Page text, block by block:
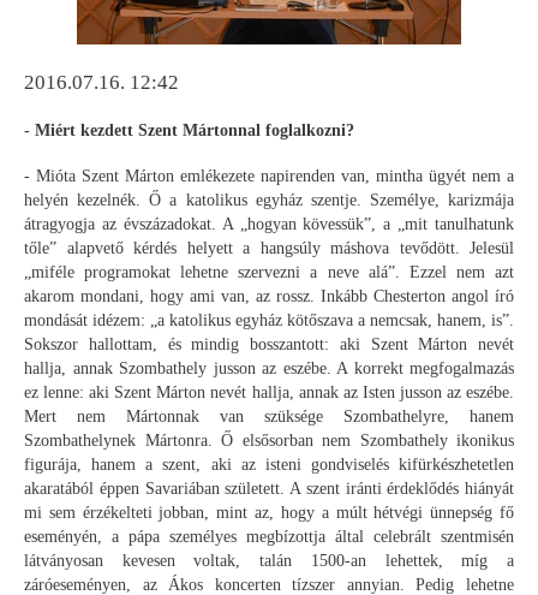
2016.07.16. 12:42
- Miért kezdett Szent Mártonnal foglalkozni?
- Mióta Szent Márton emlékezete napirenden van, mintha ügyét nem a
helyén kezelnék. Ő a katolikus egyház szentje. Személye, karizmája
átragyogja az évszázadokat. A „hogyan kövessük”, a „mit tanulhatunk
tőle” alapvető kérdés helyett a hangsúly máshova tevődött. Jelesül
„miféle programokat lehetne szervezni a neve alá”. Ezzel nem azt
akarom mondani, hogy ami van, az rossz. Inkább Chesterton angol író
mondását idézem: „a katolikus egyház kötőszava a nemcsak, hanem, is”.
Sokszor hallottam, és mindig bosszantott: aki Szent Márton nevét
hallja, annak Szombathely jusson az eszébe. A korrekt megfogalmazás
ez lenne: aki Szent Márton nevét hallja, annak az Isten jusson az eszébe.
Mert nem Mártonnak van szüksége Szombathelyre, hanem
Szombathelynek Mártonra. Ő elsősorban nem Szombathely ikonikus
figurája, hanem a szent, aki az isteni gondviselés kifürkészhetetlen
akaratából éppen Savariában született. A szent iránti érdeklődés hiányát
mi sem érzékelteti jobban, mint az, hogy a múlt hétvégi ünnepség fő
eseményén, a pápa személyes megbízottja által celebrált szentmisén
látványosan kevesen voltak, talán 1500-an lehettek, míg a
záróeseményen, az Ákos koncerten tízszer annyian. Pedig lehetne